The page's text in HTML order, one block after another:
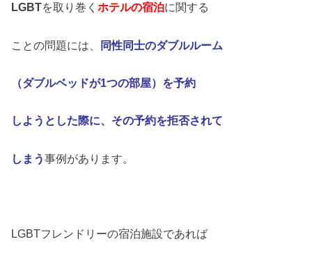
LGBTを取り巻くホテルの宿泊に関する
ことの問題には、 同性同士のダブルルーム
（ダブルベッドが1つの部屋）を予約
しようとした際に、その予約を拒否されて
しまう事例があります。
LGBTフレンドリーの宿泊施設であれば